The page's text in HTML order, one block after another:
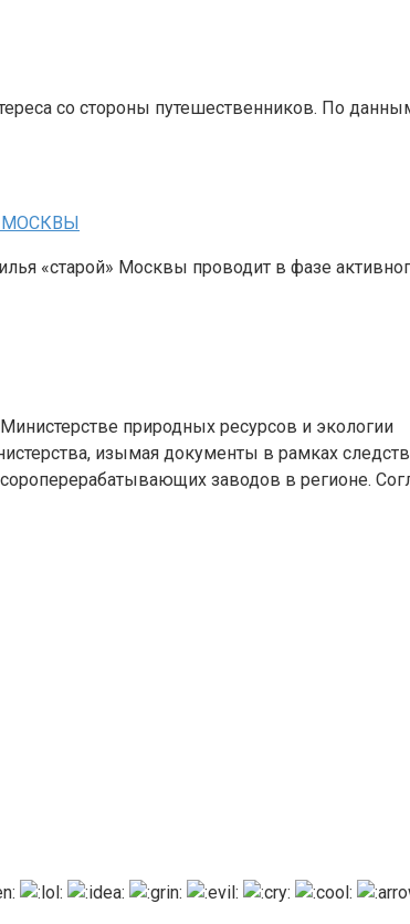
со стороны путешественников. По
МОСКВЫ
«старой» Москвы проводит в фазе
природных ресурсов и экологии
изымая документы в рамках
заводов в регионе.